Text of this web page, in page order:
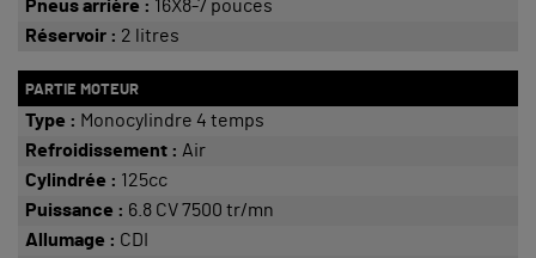
Pneus arrière : 16X8-7 pouces
Réservoir : 2 litres
PARTIE MOTEUR
Type : Monocylindre 4 temps
Refroidissement : Air
Cylindrée : 125cc
Puissance : 6.8 CV 7500 tr/mn
Allumage : CDI